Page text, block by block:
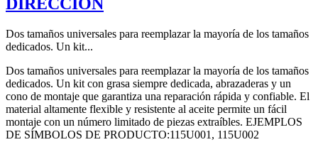
Dos tamaños universales para reemplazar la mayoría de los tamaños
dedicados. Un kit...
Dos tamaños universales para reemplazar la mayoría de los tamaños
dedicados. Un kit con grasa siempre dedicada, abrazaderas y un
cono de montaje que garantiza una reparación rápida y confiable. El
material altamente flexible y resistente al aceite permite un fácil
montaje con un número limitado de piezas extraíbles. EJEMPLOS
DE SÍMBOLOS DE PRODUCTO:115U001, 115U002